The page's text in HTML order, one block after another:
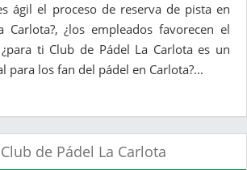
ágil el proceso de reserva de pista en
Carlota?, ¿los empleados favorecen el
ti Club de Pádel La Carlota es un
para los fan del pádel en Carlota?...
de Pádel La Carlota